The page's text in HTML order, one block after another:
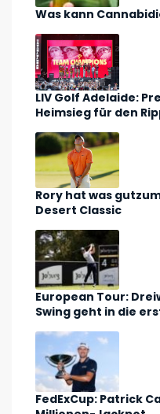
Was kann
LIV Golf Adelaide:
Heimsieg für den
Rory hat was
Desert Classic
European Tour:
Swing geht in die
FedExCup: Patrick